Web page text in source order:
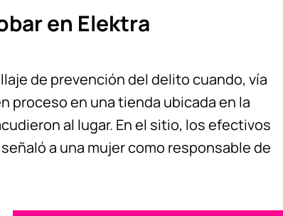
en Elektra
de prevención del delito cuando, vía
proceso en una tienda ubicada en la
al lugar. En el sitio, los efectivos
a una mujer como responsable de